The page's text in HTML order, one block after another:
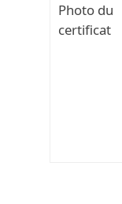
Photo du
certificat